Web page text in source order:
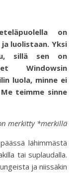
luolistaan. Yksi
sillä sen on
Windowsin
luola, minne ei
teimme sinne
merkitty *merkillä
lähimmästä
tai suplaudalla.
ja niissäkin